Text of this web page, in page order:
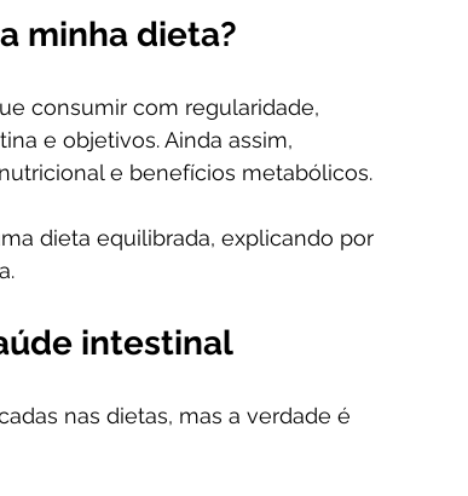
minha dieta?
consumir com regularidade,
e objetivos. Ainda assim,
e benefícios metabólicos.
dieta equilibrada, explicando por
intestinal
nas dietas, mas a verdade é